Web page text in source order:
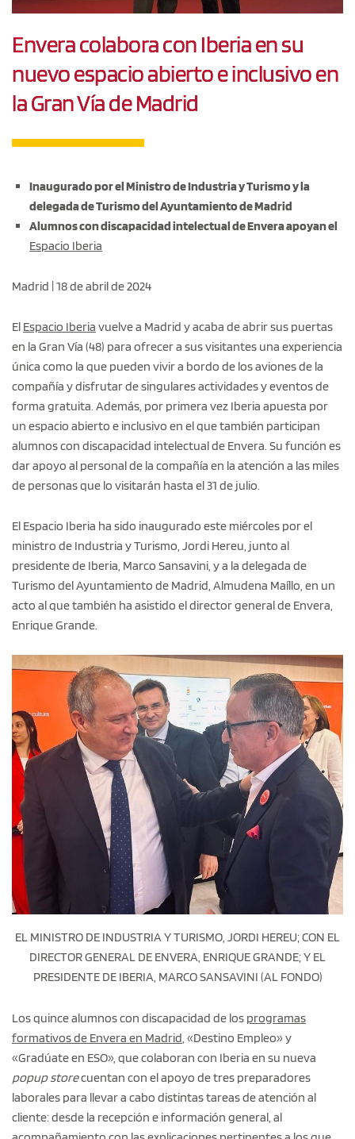
Envera colabora con Iberia en su
nuevo espacio abierto e inclusivo en
la Gran Vía de Madrid
Inaugurado por el Ministro de Industria y Turismo y la
delegada de Turismo del Ayuntamiento de Madrid
Alumnos con discapacidad intelectual de Envera apoyan el
Espacio Iberia
Madrid | 18 de abril de 2024
El Espacio Iberia vuelve a Madrid y acaba de abrir sus puertas
en la Gran Vía (48) para ofrecer a sus visitantes una experiencia
única como la que pueden vivir a bordo de los aviones de la
compañía y disfrutar de singulares actividades y eventos de
forma gratuita. Además, por primera vez Iberia apuesta por
un espacio abierto e inclusivo en el que también participan
alumnos con discapacidad intelectual de Envera. Su función es
dar apoyo al personal de la compañía en la atención a las miles
de personas que lo visitarán hasta el 31 de julio.
El Espacio Iberia ha sido inaugurado este miércoles por el
ministro de Industria y Turismo, Jordi Hereu, junto al
presidente de Iberia, Marco Sansavini, y a la delegada de
Turismo del Ayuntamiento de Madrid, Almudena Maíllo, en un
acto al que también ha asistido el director general de Envera,
Enrique Grande.
EL MINISTRO DE INDUSTRIA Y TURISMO, JORDI HEREU; CON EL
DIRECTOR GENERAL DE ENVERA, ENRIQUE GRANDE; Y EL
PRESIDENTE DE IBERIA, MARCO SANSAVINI (AL FONDO)
Los quince alumnos con discapacidad de los programas
formativos de Envera en Madrid , «Destino Empleo» y
«Gradúate en ESO», que colaboran con Iberia en su nueva
popup storecuentan con el apoyo de tres preparadores
laborales para llevar a cabo distintas tareas de atención al
cliente: desde la recepción e información general, al